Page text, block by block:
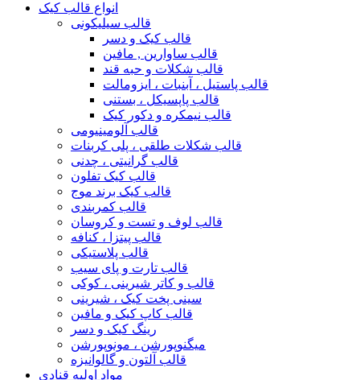
انواع قالب کیک
قالب سیلیکونی
قالب کیک و دسر
قالب ساوارین , مافین
قالب شکلات و حبه قند
قالب پاستیل ، آبنبات ، ایزومالت
قالب پاپسیکل ، بستنی
قالب نیمکره و دکور کیک
قالب آلومینیومی
قالب شکلات طلقی ، پلی کربنات
قالب گرانیتی ، چدنی
قالب کیک تفلون
قالب کیک برند موج
قالب کمربندی
قالب لوف و تست و کروسان
قالب پیتزا ، کنافه
قالب پلاستیکی
قالب تارت و پای سیب
قالب و کاتر شیرینی ، کوکی
سینی پخت کیک ، شیرینی
قالب کاپ کیک و مافین
رینگ کیک و دسر
میگنوپورشن ، مونوپورشن
قالب آلتون و گالوانیزه
مواد اولیه قنادی